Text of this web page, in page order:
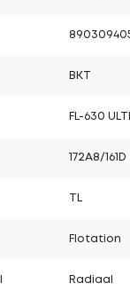
BKT
FL-630
172A8/161D
Flotation
Radiaal